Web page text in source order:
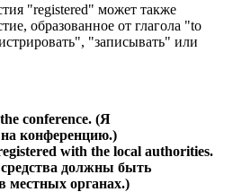
"registered" может также
образованное от глагола "to
"записывать" или
conference. (Я
на конференцию.)
with the local authorities.
должны быть
местных органах.)